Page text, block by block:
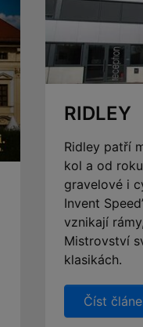
RIDLEY
Ridley patří
kol a od
gravelové i
Invent
vznikají
Mistrovství
klasikách.
Číst